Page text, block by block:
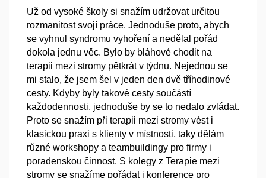
Už od vysoké školy si snažím udržovat určitou
rozmanitost svojí práce. Jednoduše proto, abych
se vyhnul syndromu vyhoření a nedělal pořád
dokola jednu věc. Bylo by bláhové chodit na
terapii mezi stromy pětkrát v týdnu. Nejednou se
mi stalo, že jsem šel v jeden den dvě tříhodinové
cesty. Kdyby byly takové cesty součástí
každodennosti, jednoduše by se to nedalo zvládat.
Proto se snažím při terapii mezi stromy vést i
klasickou praxi s klienty v místnosti, taky dělám
různé workshopy a teambuildingy pro firmy i
poradenskou činnost. S kolegy z Terapie mezi
stromy se snažíme pořádat i konference pro